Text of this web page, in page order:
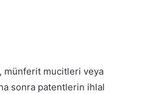
münferit mucitleri veya
sonra patentlerin ihlal